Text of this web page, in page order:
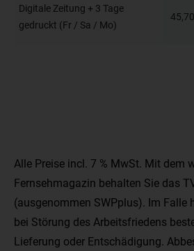
Digitale Zeitung + 3 Tage
gedruckt (Fr / Sa / Mo)
45,70
Alle Preise incl. 7 % MwSt. Mit dem
Fernsehmagazin behalten Sie das
(ausgenommen SWPplus). Im Falle
bei Störung des Arbeitsfriedens
Lieferung oder Entschädigung.